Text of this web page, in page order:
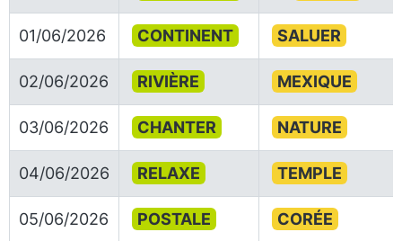
01/06/2026 CONTINENT SALUER
02/06/2026 RIVIÈRE MEXIQUE
03/06/2026 CHANTER NATURE
04/06/2026 RELAXE TEMPLE
05/06/2026 POSTALE CORÉE